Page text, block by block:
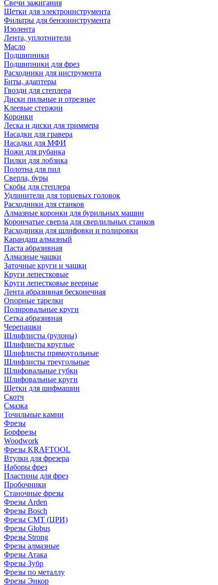
Свечи зажигания
Щетки для электроинструмента
Фильтры для бензоинструмента
Изолента
Лента, уплотнители
Масло
Подшипники
Подшипники для фрез
Расходники для инструмента
Биты, адаптеры
Гвозди для степлера
Диски пильные и отрезные
Клеевые стержни
Коронки
Леска и диски для триммера
Насадки для гравера
Насадки для МФИ
Ножи для рубанка
Пилки для лобзика
Полотна для пил
Сверла, буры
Скобы для степлера
Удлинители для торцевых головок
Расходники для станков
Алмазные коронки для бурильных машин
Корончатые сверла для сверлильных станков
Расходники для шлифовки и полировки
Карандаш алмазный
Паста абразивная
Алмазные чашки
Заточные круги и чашки
Круги лепестковые
Круги лепестковые веерные
Лента абразивная бесконечная
Опорные тарелки
Полировальные круги
Сетка абразивная
Черепашки
Шлифлисты (рулоны)
Шлифлисты круглые
Шлифлисты прямоугольные
Шлифлисты треугольные
Шлифовальные губки
Шлифовальные круги
Щетки для шифмашин
Скотч
Смазка
Точильные камни
Фрезы
Борфрезы
Woodwork
Фрезы KRAFTOOL
Втулки для фрезера
Наборы фрез
Пластины для фрез
Пробочники
Станочные фрезы
Фрезы Arden
Фрезы Bosch
Фрезы CMT (ЦРИ)
Фрезы Globus
Фрезы Strong
Фрезы алмазные
Фрезы Атака
Фрезы Зубр
Фрезы по металлу
Фрезы Энкор